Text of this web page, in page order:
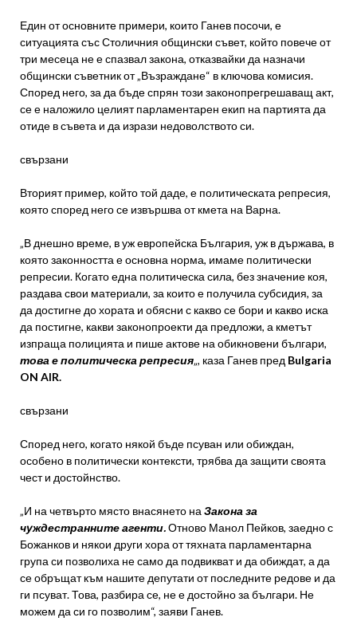
Един от основните примери, които Ганев посочи, е
ситуацията със Столичния общински съвет, който повече от
три месеца не е спазвал закона, отказвайки да назначи
общински съветник от „Възраждане“ в ключова комисия.
Според него, за да бъде спрян този законопрегрешаващ акт,
се е наложило целият парламентарен екип на партията да
отиде в съвета и да изрази недоволството си.
свързани
Вторият пример, който той даде, е политическата репресия,
която според него се извършва от кмета на Варна.
„В днешно време, в уж европейска България, уж в държава, в
която законността е основна норма, имаме политически
репресии. Когато една политическа сила, без значение коя,
раздава свои материали, за които е получила субсидия, за
да достигне до хората и обясни с какво се бори и какво иска
да постигне, какви законопроекти да предложи, а кметът
изпраща полицията и пише актове на обикновени българи,
това е политическа репресия„, каза Ганев пред Bulgaria
ON AIR.
свързани
Според него, когато някой бъде псуван или обиждан,
особено в политически контексти, трябва да защити своята
чест и достойнство.
„И на четвърто място внасянето на Закона за
чуждестранните агенти.Отново Манол Пейков, заедно с
Божанков и някои други хора от тяхната парламентарна
група си позволиха не само да подвикват и да обиждат, а да
се обръщат към нашите депутати от последните редове и да
ги псуват. Това, разбира се, не е достойно за българи. Не
можем да си го позволим“, заяви Ганев.